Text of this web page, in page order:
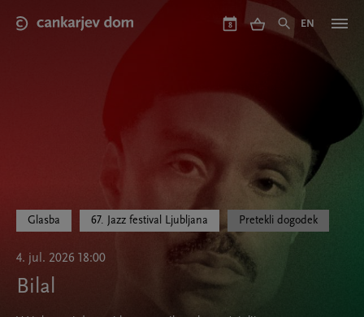
main
8 EN
Glasba 67. Jazz festival Ljubljana Pretekli dogodek
4. jul. 2026 18:00
Bilal